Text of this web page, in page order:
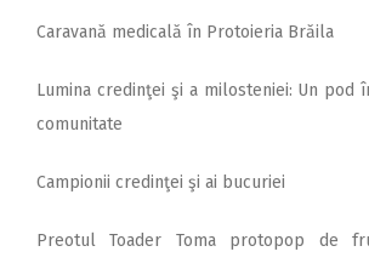
Caravană medicală în Protoieria Brăila
Lumina credinţei şi a milosteniei: Un pod
comunitate
Campionii credinţei şi ai bucuriei
Preotul Toader Toma protopop de